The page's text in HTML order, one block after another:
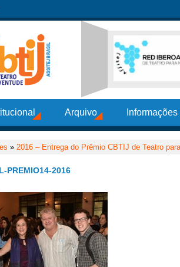
Arquivo
» 2016 – Entrega do Prêmio CBTIJ de Teatro
PREMIO14-2016